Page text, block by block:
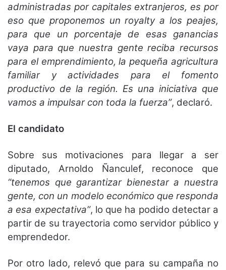
administradas por capitales extranjeros, es por
eso que proponemos un royalty a los peajes,
para que un porcentaje de esas ganancias
vaya para que nuestra gente reciba recursos
para el emprendimiento, la pequeña agricultura
familiar y actividades para el fomento
productivo de la región. Es una iniciativa que
vamos a impulsar con toda la fuerza”, declaró.
El candidato
Sobre sus motivaciones para llegar a ser
diputado, Arnoldo Ñanculef, reconoce que
“tenemos que garantizar bienestar a nuestra
gente, con un modelo económico que responda
a esa expectativa”, lo que ha podido detectar a
partir de su trayectoria como servidor público y
emprendedor.
Por otro lado, relevó que para su campaña no